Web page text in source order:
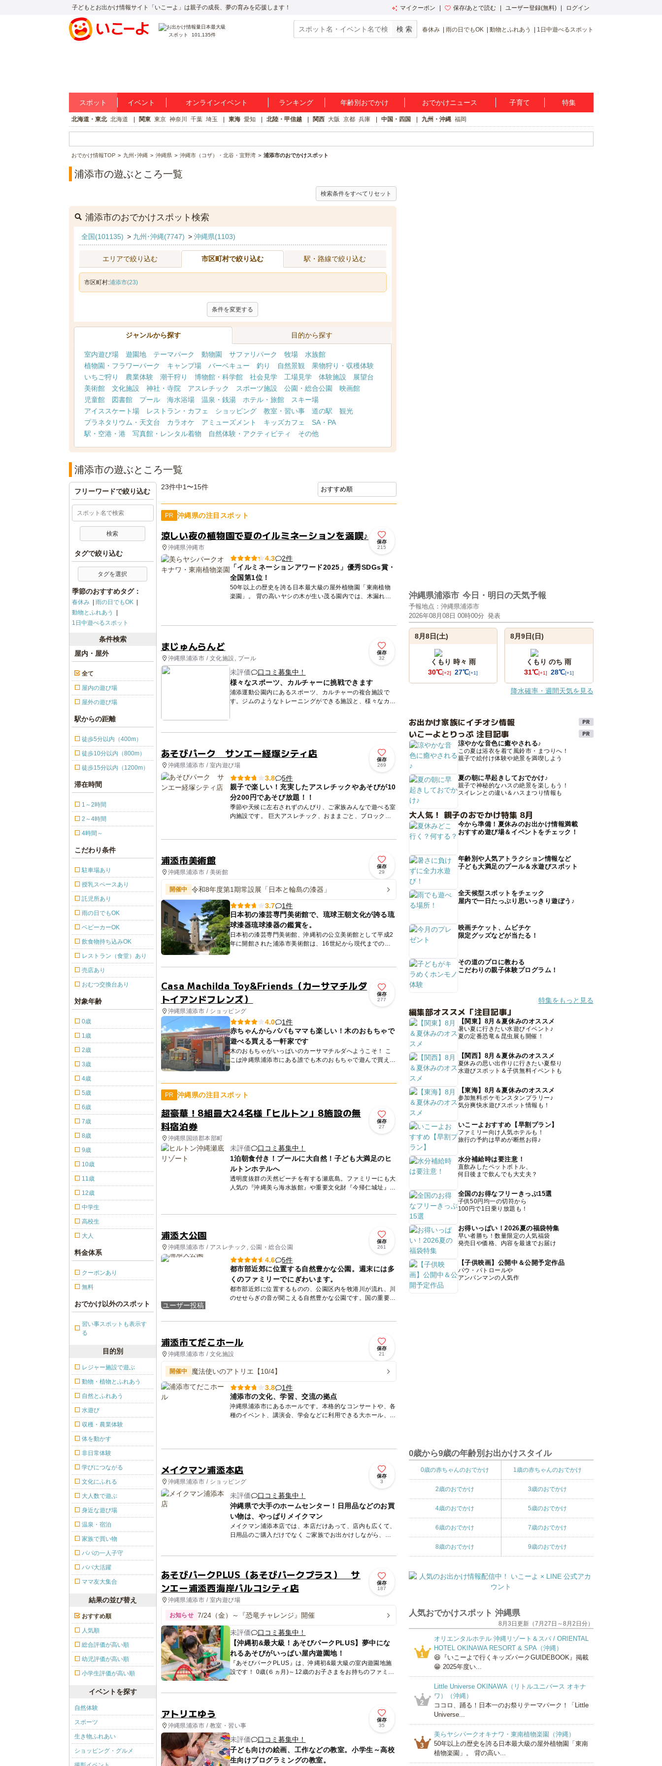
子どもとお出かけ情報サイト「いこーよ」は親子の成長、夢の育みを応援します！ マイクーポン 保存/あとで読む ユーザー登録(無料) ログイン
スポット 101,135件
春休み 雨の日でもOK 動物とふれあう 1日中遊べるスポット
スポット イベント オンラインイベント ランキング 年齢別おでかけ おでかけニュース 子育て 特集
北海道・東北 北海道 関東 東京 神奈川 千葉 埼玉 東海 愛知 北陸・甲信越 関西 大阪 京都 兵庫 中国・四国 九州・沖縄 福岡
おでかけ情報TOP 九州･沖縄 沖縄県 沖縄市（コザ）・北谷・宜野湾 浦添市のおでかけスポット
浦添市の遊ぶところ一覧
検索条件をすべてリセット
浦添市のおでかけスポット検索
全国(101135) > 九州･沖縄(7747) > 沖縄県(1103)
エリアで絞り込む 市区町村で絞り込む 駅・路線で絞り込む
市区町村:浦添市(23)
条件を変更する
ジャンルから探す 目的から探す
室内遊び場 遊園地 テーマパーク 動物園 サファリパーク 牧場
水族館
植物園・フラワーパーク
キャンプ場 バーベキュー 釣り 自然景観
果物狩り・収穫体験
いちご狩り
農業体験 潮干狩り 博物館・科学館 社会見学 工場見学 体験施設
展望台
美術館
文化施設 神社・寺院 アスレチック スポーツ施設 公園・総合公園
映画館
児童館
図書館 プール 海水浴場 温泉・銭湯 ホテル・旅館
スキー場
アイススケート場
レストラン・カフェ ショッピング 教室・習い事 道の駅
観光
プラネタリウム・天文台
カラオケ アミューズメント キッズカフェ
SA・PA
駅・空港・港
写真館・レンタル着物 自然体験・アクティビティ その他
浦添市の遊ぶところ一覧
23件中1〜15件
PR 沖縄県の注目スポット
涼しい夜の植物園で夏のイルミネーションを満喫♪
沖縄県沖縄市
保存
215
4.3
2件
「イルミネーションアワード2025」優秀SDGs賞・
全国第1位！
50年以上の歴史を誇る日本最大級の屋外植物園「東南植物
楽園」。 背の高いヤシの木が生い茂る園内では、木漏れ日
まじゅんらんど
沖縄県浦添市 / 文化施設, プール
保存
32
未評価
口コミ募集中！
様々なスポーツ、カルチャーに挑戦できます
浦添運動公園内にあるスポーツ、カルチャーの複合施設で
す。ジムのようなトレーニングができる施設と、様々なカル
を広げてくれる...
あそびパーク サンエー経塚シティ店
沖縄県浦添市 / 室内遊び場
保存
269
3.8
5件
親子で楽しい！充実したアスレチックやあそびが10
分200円であそび放題！！
季節や天候に左右されずのんびり、ご家族みんなで遊べる室
内施設です。 巨大アスレチック、おままごと、ブロック、
浦添市美術館
沖縄県浦添市 / 美術館
保存
29
開催中 令和8年度第1期常設展「日本と輪島の漆器」
3.7
1件
日本初の漆芸専門美術館で、琉球王朝文化が誇る琉
球漆器琉球漆器の鑑賞を。
日本初の漆芸専門美術館、沖縄初の公立美術館として平成2
年に開館された浦添市美術館は、16世紀から現代までの優
れた琉球漆器をメインに、日本のみならず周辺諸国の漆芸品
Casa Machilda Toy&Friends（カーサマチルダ
トイアンドフレンズ）
沖縄県浦添市 / ショッピング
保存
277
4.0
1件
赤ちゃんからパパもママも楽しい！木のおもちゃで
遊べる買える一軒家です
木のおもちゃがいっぱいのカーサマチルダへようこそ！ こ
こは沖縄県浦添市にある誰でも木のおもちゃで遊んで買える
「おもちゃのお家(Casa)」です。 日差しの強い日でも、雨
PR 沖縄県の注目スポット
超豪華！8組最大24名様「ヒルトン」8施設の無
料宿泊券
沖縄県国頭郡本部町
保存
27
未評価
口コミ募集中！
1泊朝食付き！プールに大自然！子ども大満足のヒ
ルトンホテルへ
透明度抜群の天然ビーチを有する瀬底島。ファミリーにも大
人気の『沖縄美ら海水族館』や重要文化財『今帰仁城址』、
浦添大公園
沖縄県浦添市 / アスレチック, 公園・総合公園
保存
261
ユーザー投稿
4.6
5件
都市部近郊に位置する自然豊かな公園。週末には多
くのファミリーでにぎわいます。
都市部近郊に位置するものの、公園区内を牧港川が流れ、川
のせせらぎの音が聞こえる自然豊かな公園です。国の重要史
浦添市てだこホール
沖縄県浦添市 / 文化施設
保存
21
開催中 魔法使いのアトリエ【10/4】
3.8
1件
浦添市の文化、学習、交流の拠点
沖縄県浦添市にあるホールです。本格的なコンサートや、各
種のイベント、講演会、学会などに利用できる大ホール、小
メイクマン浦添本店
沖縄県浦添市 / ショッピング
保存
3
未評価
口コミ募集中！
沖縄県で大手のホームセンター！日用品などのお買
い物は、やっぱりメイクマン
メイクマン浦添本店では、本店だけあって、店内も広くて、
日用品のご購入だけでなく ご家族でお出かけしながら、カ
あそびパークPLUS（あそびパークプラス） サ
ンエー浦添西海岸パルコシティ店
沖縄県浦添市 / 室内遊び場
保存
187
お知らせ 7/24（金）～『恐竜チャレンジ』開催
未評価
口コミ募集中！
【沖縄初&最大級！あそびパークPLUS】夢中にな
れるあそびがいっぱい屋内遊園地！
『あそびパークPLUS』は、沖縄初&最大級の室内遊園地施
設です！ 0歳(６ヵ月)～12歳のお子さまをお持ちのファミリ
ーのお客様に、 “親子の楽しいひととき”を心に刻んでい...
アトリエゆう
沖縄県浦添市 / 教室・習い事
保存
35
未評価
口コミ募集中！
子ども向けの絵画、工作などの教室。小学生～高校
生向けプログラミングの教室。
フリーワードで絞り込む
タグで絞り込む
タグを選択
季節のおすすめタグ：
春休み
雨の日でもOK
動物とふれあう
1日中遊べるスポット
条件検索
屋内・屋外
全て
屋内の遊び場
屋外の遊び場
駅からの距離
徒歩5分以内（400m）
徒歩10分以内（800m）
徒歩15分以内（1200m）
滞在時間
1～2時間
2～4時間
4時間～
こだわり条件
駐車場あり
授乳スペースあり
託児所あり
雨の日でもOK
ベビーカーOK
飲食物持ち込みOK
レストラン（食堂）あり
売店あり
おむつ交換台あり
対象年齢
0歳
1歳
2歳
3歳
4歳
5歳
6歳
7歳
8歳
9歳
10歳
11歳
12歳
中学生
高校生
大人
料金体系
クーポンあり
無料
おでかけ以外のスポット
習い事スポットも表示す
る
目的別
レジャー施設で遊ぶ
動物・植物とふれあう
自然とふれあう
水遊び
収穫・農業体験
体を動かす
非日常体験
学びにつながる
文化にふれる
大人数で遊ぶ
身近な遊び場
温泉・宿泊
家族で買い物
パパの一人子守
パパ大活躍
ママ友大集合
結果の並び替え
おすすめ順
人気順
総合評価が高い順
幼児評価が高い順
小学生評価が高い順
イベントを探す
自然体験
スポーツ
生き物ふれあい
ショッピング・グルメ
沖縄県浦添市 今日・明日の天気予報
予報地点：沖縄県浦添市
2026年08月08日 00時00分 発表
8月8日(土)
くもり 時々 雨
30℃[+2] 27℃[+1]
8月9日(日)
くもり のち 雨
31℃[+1] 28℃[+1]
降水確率・週間天気を見る
お出かけ家族にイチオシ情報
いこーよとりっぷ 注目記事
涼やかな音色に癒やされる♪
この夏は浴衣を着て風鈴市・まつりへ！
親子で絵付け体験や絶景を満喫しよう
夏の朝に早起きしておでかけ♪
親子で神秘的なハスの絶景を楽しもう！
スイレンとの違い＆ハスまつり情報も
大人気！ 親子のおでかけ特集 8月
今から準備！夏休みのお出かけ情報満載
おすすめ遊び場＆イベントをチェック！
年齢別や人気アトラクション情報など
子ども大満足のプール＆水遊びスポット
全天候型スポットをチェック
屋内で一日たっぷり思いっきり遊ぼう♪
映画チケット、ムビチケ
限定グッズなどが当たる！
その道のプロに教わる
こだわりの親子体験プログラム！
特集をもっと見る
編集部オススメ「注目記事」
【関東】8月＆夏休みのオススメ
暑い夏に行きたい水遊びイベント♪
夏の定番恐竜＆昆虫展も開催！
【関西】8月＆夏休みのオススメ
夏休みの思い出作りに行きたい夏祭り
水遊びスポット＆子供無料イベントも
【東海】8月＆夏休みのオススメ
参加無料ポケモンスタンプラリー♪
気分爽快水遊びスポット情報も！
いこーよおすすめ【早割プラン】
ファミリー向け人気ホテルも！
旅行の予約は早めが断然お得♪
水分補給時は要注意！
直飲みしたペットボトル、
何日後まで飲んでも大丈夫？
全国のお得なフリーきっぷ15選
子供50円均一の切符から
100円で1日乗り放題も！
お得いっぱい！2026夏の福袋特集
早い者勝ち！数量限定の人気福袋
発売日や価格、内容を最速でお届け
【子供映画】公開中＆公開予定作品
パウ・パトロールや
アンパンマンの人気作
0歳から9歳の年齢別お出かけスタイル
0歳の赤ちゃんのおでかけ 1歳の赤ちゃんのおでかけ
2歳のおでかけ 3歳のおでかけ
4歳のおでかけ 5歳のおでかけ
6歳のおでかけ 7歳のおでかけ
8歳のおでかけ 9歳のおでかけ
人気おでかけスポット 沖縄県
8月3日更新（7月27日～8月2日分）
1
オリエンタルホテル 沖縄リゾート＆スパ / ORIENTAL
HOTEL OKINAWA RESORT & SPA（沖縄）
😆『いこーよで行くキッズパークGUIDEBOOK』掲載
😁 2025年度い...
2
Little Universe OKINAWA（リトルユニバース オキナ
ワ）（沖縄）
ココロ、踊る！日本一のお祭りテーマパーク！「Little
Universe...
3
美らヤシパークオキナワ・東南植物楽園（沖縄）
50年以上の歴史を誇る日本最大級の屋外植物園「東南
植物楽園」。 背の高い...